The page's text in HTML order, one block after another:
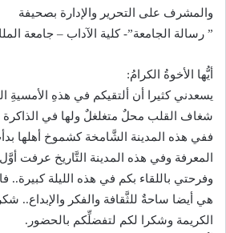
والمشرف على التحرير والإدارة بصحيفة
” رسالة الجامعة”- كلية الآداب – جامعة
أيُّها الأخوةُ الكرامُ:
يسعدني كثيرا أن ألتقيكم في هذهِ الأمسيةِ
شغاف القلب محلٌ متغلغلٌ ولها في الذاكرة
ففي هذه المدينة الشَّامخة كشموخ أهلها
المعرفة وفي هذه المدينة التَّاريخ عرفت
وفرحتي باللقاء بكم في هذه الليلة
هي أيضا ساحةٌ للثَّقافة والفكر والإبداع..
الكريمة وشكرا لكم لتفضلِّكم بالحضور.